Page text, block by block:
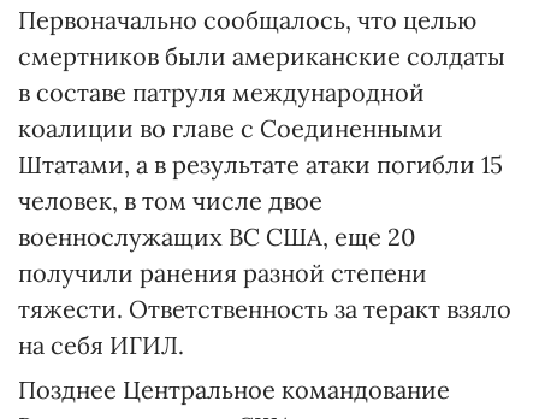
Первоначально сообщалось, что целью
смертников были американские солдаты
в составе патруля международной
коалиции во главе с Соединенными
Штатами, а в результате атаки погибли 15
человек, в том числе двое
военнослужащих ВС США, еще 20
получили ранения разной степени
тяжести. Ответственность за теракт взяло
на себя ИГИЛ.
Позднее Центральное командование